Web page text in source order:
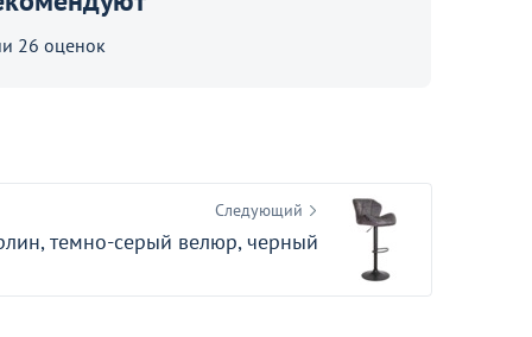
26 оценок
Следующий
темно-серый велюр, черный
ТЛ-8Р